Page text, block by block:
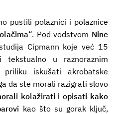
pustili polaznici i polaznice
“. Pod vodstvom Nine
Cipmann koje već 15
tekstualno u raznoraznim
iskušati akrobatske
da ste morali razigrati slovo
kolažirati i opisati kako
kao što su gorak ključ,